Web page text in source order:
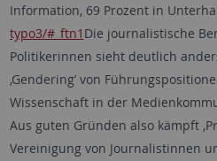
Information, 69 Prozent in
typo3/#_ftn1 Die journalistische
Politikerinnen sieht deutlich
‚Gendering’ von
Wissenschaft in der
Aus guten Gründen also kämpft
Vereinigung von Journalistinnen